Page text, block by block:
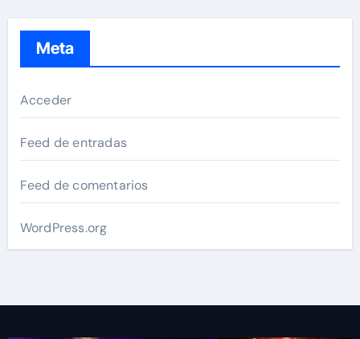
Meta
Acceder
Feed de entradas
Feed de comentarios
WordPress.org